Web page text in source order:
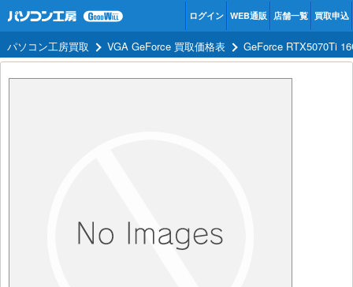
ログイン WEB通販 店舗一覧 買取申込
パソコン工房買取 VGA GeForce 買取価格表 GeForce RTX5070Ti